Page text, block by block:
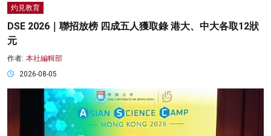
灼見教育
DSE 2026｜聯招放榜 四成五人獲取錄 港大、中大各取12狀
元
作者: 本社編輯部
2026-08-05